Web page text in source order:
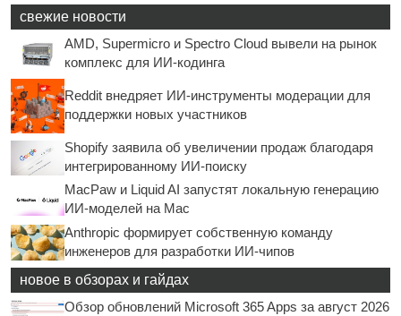
свежие новости
AMD, Supermicro и Spectro Cloud вывели на рынок
комплекс для ИИ-кодинга
Reddit внедряет ИИ-инструменты модерации для
поддержки новых участников
Shopify заявила об увеличении продаж благодаря
интегрированному ИИ-поиску
MacPaw и Liquid AI запустят локальную генерацию
ИИ-моделей на Mac
Anthropic формирует собственную команду
инженеров для разработки ИИ-чипов
новое в обзорах и гайдах
Обзор обновлений Microsoft 365 Apps за август 2026